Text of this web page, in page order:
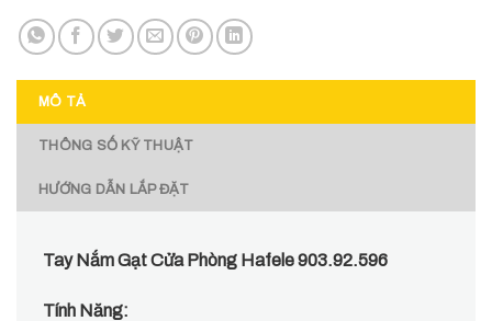
MÔ TẢ
THÔNG SỐ KỸ THUẬT
HƯỚNG DẪN LẮP ĐẶT
Tay Nắm Gạt Cửa Phòng Hafele 903.92.596
Tính Năng: